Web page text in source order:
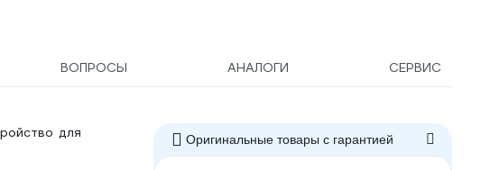
ВОПРОСЫ АНАЛОГИ СЕРВИС
для
Оригинальные товары c гарантией